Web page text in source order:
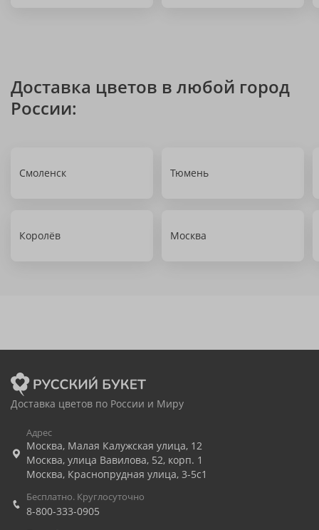
Доставка цветов в любой город
России:
Смоленск Тюмень
Королёв Москва
Доставка цветов по России и Миру
Адрес
Москва, Малая Калужская улица, 12
Москва, улица Вавилова, 52, корп. 1
Москва, Краснопрудная улица, 3-5с1
Бесплатно. Круглосуточно
8-800-333-0905